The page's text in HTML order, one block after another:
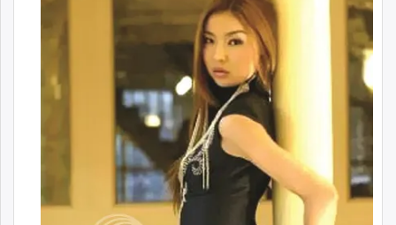
Livetv.mn
Eguur.mn
zarig.mn